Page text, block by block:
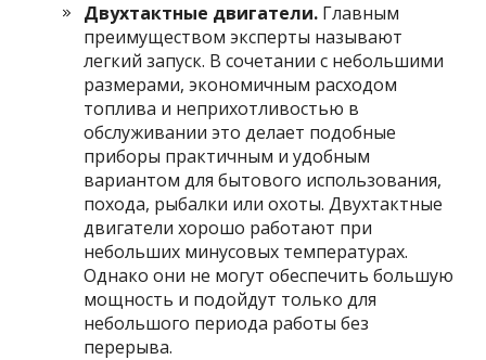
Двухтактные двигатели. Главным
преимуществом эксперты называют
легкий запуск. В сочетании с небольшими
размерами, экономичным расходом
топлива и неприхотливостью в
обслуживании это делает подобные
приборы практичным и удобным
вариантом для бытового использования,
похода, рыбалки или охоты. Двухтактные
двигатели хорошо работают при
небольших минусовых температурах.
Однако они не могут обеспечить большую
мощность и подойдут только для
небольшого периода работы без
перерыва.